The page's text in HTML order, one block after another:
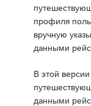
профиля
вручную
данными
В этой
данными